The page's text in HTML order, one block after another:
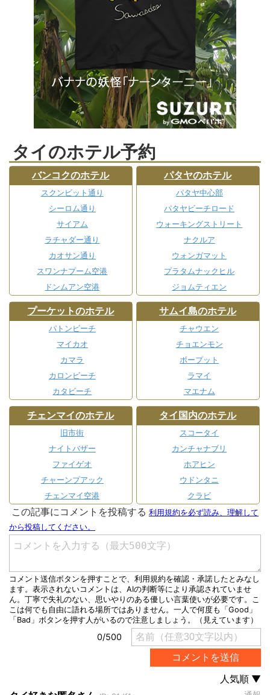
タイのホテル予約
バンコクのホテル
スクンビット通り
シーロム通り
サイアム
ラチャダー通り
カオサン通り
スワンナプーム空港
ドンムアン空港
パタヤのホテル
パタヤ中心部
パタヤビーチロード
ウォーキングストリート
ナクルア
ウォンガマット
プラタムナックヒル
ジョムティエン
プーケットのホテル
パトンビーチ
マイカオ
カマラ
カロンビーチ
カタビーチ
サムイ島のホテル
チャウエン
チョエンモン
ボープット
ラマイ
マエナム
チェンマイのホテル
旧市街
ナイトバザー
ファイゲオ
チャーンプアック
チェンマイ空港
タイ国内のホテル
スコータイ
カンチャナブリ
ホアヒン
ウドンタニ
クラビ